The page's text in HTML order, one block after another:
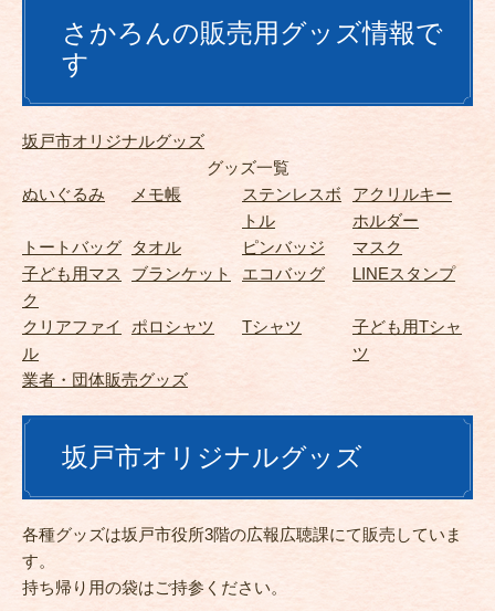
さかろんの販売用グッズ情報で
す
坂戸市オリジナルグッズ
グッズ一覧
ぬいぐるみ
メモ帳
ステンレスボ
トル
アクリルキー
ホルダー
トートバッグ
タオル ピンバッジ
マスク
子ども用マス
ク
ブランケット エコバッグ LINEスタンプ
クリアファイ
ル
ポロシャツ Tシャツ
子ども用Tシャ
ツ
業者・団体販売グッズ
坂戸市オリジナルグッズ
各種グッズは坂戸市役所3階の広報広聴課にて販売していま
す。
持ち帰り用の袋はご持参ください。